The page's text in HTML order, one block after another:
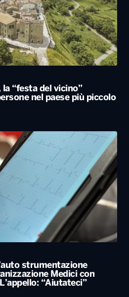
“festa del vicino”
nel paese più piccolo
strumentazione
Medici con
“Aiutateci”